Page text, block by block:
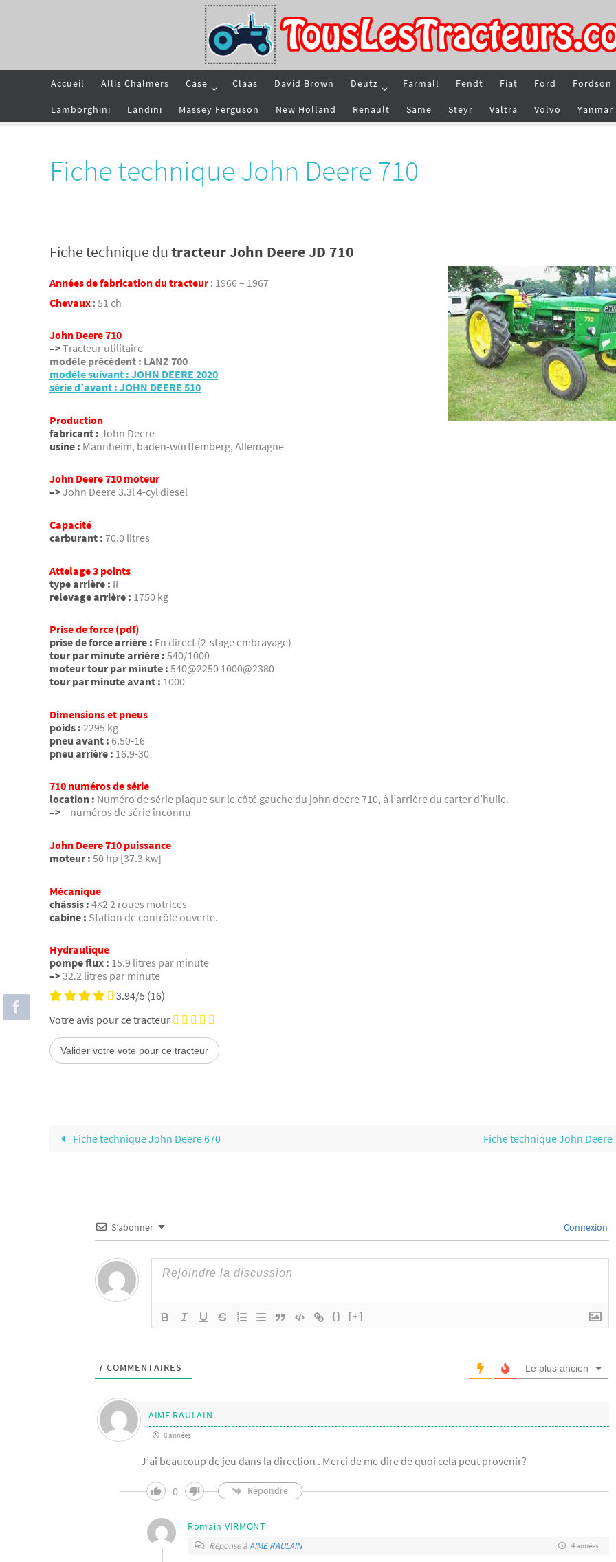
Accueil Allis Chalmers Case Claas David Brown Deutz Farmall Fendt Fiat Ford Fordson
Lamborghini Landini Massey Ferguson New Holland Renault Same Steyr Valtra Volvo Yanmar
Fiche technique John Deere 710
Fiche technique dutracteur John Deere JD 710
Années de fabrication du tracteur: 1966 – 1967
Chevaux : 51 ch
John Deere 710
–>Tracteur utilitaire
modèle précédent : LANZ 700
modèle suivant : JOHN DEERE 2020
série d’avant : JOHN DEERE 510
Production
fabricant : John Deere
usine : Mannheim, baden-württemberg, Allemagne
John Deere 710 moteur
–>John Deere 3.3l 4-cyl diesel
Capacité
carburant : 70.0 litres
Attelage 3 points
type arrière : II
relevage arrière : 1750 kg
Prise de force (pdf)
prise de force arrière : En direct (2-stage embrayage)
tour par minute arrière : 540/1000
moteur tour par minute : 540@2250 1000@2380
tour par minute avant : 1000
Dimensions et pneus
poids : 2295 kg
pneu avant : 6.50-16
pneu arrière : 16.9-30
710 numéros de série
location : Numéro de série plaque sur le côté gauche du john deere 710, à l’arrière du carter d’huile.
–>– numéros de série inconnu
John Deere 710 puissance
moteur : 50 hp [37.3 kw]
Mécanique
châssis : 4×2 2 roues motrices
cabine : Station de contrôle ouverte.
Hydraulique
pompe flux : 15.9 litres par minute
–>32.2 litres par minute
3.94/5 (16)
Votre avis pour ce tracteur
Fiche technique John Deere 670 Fiche technique John Deere
S’abonner Connexion
{} [+]
7 COMMENTAIRES Le plus ancien
AIME RAULAIN
8 années
J’ai beaucoup de jeu dans la direction . Merci de me dire de quoi cela peut provenir?
0 Répondre
Romain VIRMONT
Réponse àAIME RAULAIN 4 années